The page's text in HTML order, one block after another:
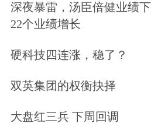
措施影响的投资者的
展跨境证券期货基金
指导金融机构做好投
是协调推动境外金融
深夜暴雷，汤臣倍健业绩
22个业绩增长
硬科技四连涨，稳了？
双英集团的权衡抉择
大盘红三兵 下周回调